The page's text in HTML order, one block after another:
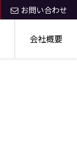
お問い合わせ
会社概要